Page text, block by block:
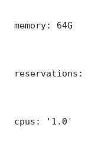
memory: 64G
reservations:
cpus: '1.0'